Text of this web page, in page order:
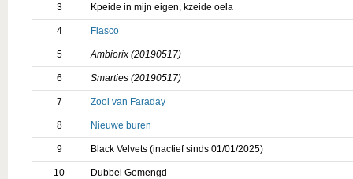
3 Kpeide in mijn eigen, kzeide oela
4 Fiasco
5 Ambiorix (20190517)
6 Smarties (20190517)
7 Zooi van Faraday
8 Nieuwe buren
9 Black Velvets (inactief sinds 01/01/2025)
10 Dubbel Gemengd